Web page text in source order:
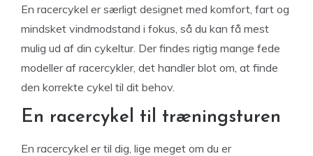
En racercykel er særligt designet med komfort, fart og
mindsket vindmodstand i fokus, så du kan få mest
mulig ud af din cykeltur. Der findes rigtig mange fede
modeller af racercykler, det handler blot om, at finde
den korrekte cykel til dit behov.
En racercykel til træningsturen
En racercykel er til dig, lige meget om du er